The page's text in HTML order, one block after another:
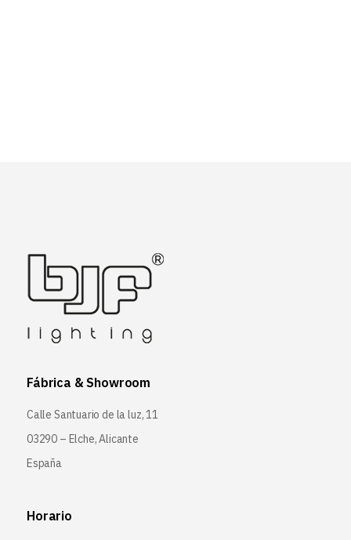
Fábrica & Showroom
Calle Santuario de la luz, 11
03290 – Elche, Alicante
España
Horario